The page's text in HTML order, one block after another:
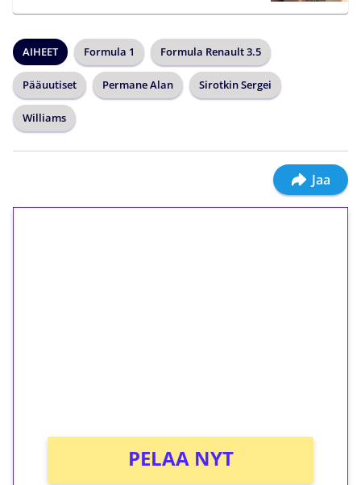
AIHEET Formula 1 Formula Renault 3.5
Pääuutiset Permane Alan Sirotkin Sergei
Williams
Jaa
PELAA NYT